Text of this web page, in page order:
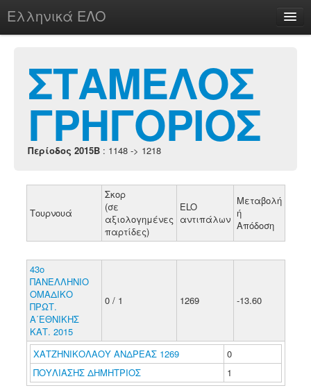
Ελληνικά ΕΛΟ
chesstu.be @ discord
Login
ΣΤΑΜΕΛΟΣ
ΓΡΗΓΟΡΙΟΣ
Περίοδος 2015B : 1148 -> 1218
Τουρνουά
Σκορ
(σε
αξιολογημένες
παρτίδες)
ELO
αντιπάλων
Μεταβολή
ή
Απόδοση
43ο
ΠΑΝΕΛΛΗΝΙΟ
ΟΜΑΔΙΚΟ
ΠΡΩΤ.
Α΄ΕΘΝΙΚΗΣ
ΚΑΤ. 2015
0 / 1 1269 -13.60
ΧΑΤΖΗΝΙΚΟΛΑΟΥ ΑΝΔΡΕΑΣ 1269
0
ΠΟΥΛΙΑΣΗΣ ΔΗΜΗΤΡΙΟΣ
1